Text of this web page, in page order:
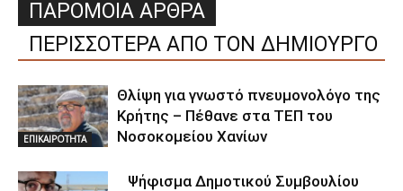
ΠΑΡΟΜΟΙΑ ΑΡΘΡΑ
ΠΕΡΙΣΣΟΤΕΡΑ ΑΠΟ ΤΟΝ ΔΗΜΙΟΥΡΓΟ
ΕΠΙΚΑΙΡΟΤΗΤΑ
Θλίψη για γνωστό πνευμονολόγο της
Κρήτης – Πέθανε στα ΤΕΠ του
Νοσοκομείου Χανίων
Ψήφισμα Δημοτικού Συμβουλίου